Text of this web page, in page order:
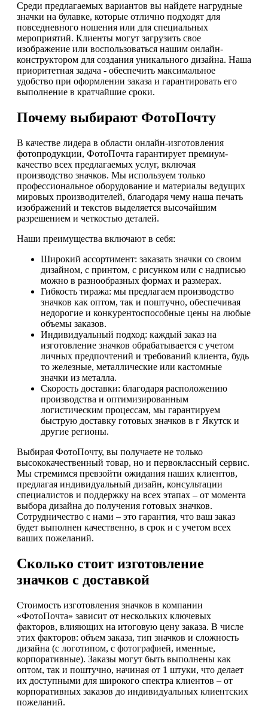
Среди предлагаемых вариантов вы найдете нагрудные
значки на булавке, которые отлично подходят для
повседневного ношения или для специальных
мероприятий. Клиенты могут загрузить свое
изображение или воспользоваться нашим онлайн-
конструктором для создания уникального дизайна. Наша
приоритетная задача - обеспечить максимальное
удобство при оформлении заказа и гарантировать его
выполнение в кратчайшие сроки.
Почему выбирают ФотоПочту
В качестве лидера в области онлайн-изготовления
фотопродукции, ФотоПочта гарантирует премиум-
качество всех предлагаемых услуг, включая
производство значков. Мы используем только
профессиональное оборудование и материалы ведущих
мировых производителей, благодаря чему наша печать
изображений и текстов выделяется высочайшим
разрешением и четкостью деталей.
Наши преимущества включают в себя:
Широкий ассортимент: заказать значки со своим
дизайном, с принтом, с рисунком или с надписью
можно в разнообразных формах и размерах.
Гибкость тиража: мы предлагаем производство
значков как оптом, так и поштучно, обеспечивая
недорогие и конкурентоспособные цены на любые
объемы заказов.
Индивидуальный подход: каждый заказ на
изготовление значков обрабатывается с учетом
личных предпочтений и требований клиента, будь
то железные, металлические или кастомные
значки из металла.
Скорость доставки: благодаря расположению
производства и оптимизированным
логистическим процессам, мы гарантируем
быструю доставку готовых значков в г Якутск и
другие регионы.
Выбирая ФотоПочту, вы получаете не только
высококачественный товар, но и первоклассный сервис.
Мы стремимся превзойти ожидания наших клиентов,
предлагая индивидуальный дизайн, консультации
специалистов и поддержку на всех этапах – от момента
выбора дизайна до получения готовых значков.
Сотрудничество с нами – это гарантия, что ваш заказ
будет выполнен качественно, в срок и с учетом всех
ваших пожеланий.
Сколько стоит изготовление
значков с доставкой
Стоимость изготовления значков в компании
«ФотоПочта» зависит от нескольких ключевых
факторов, влияющих на итоговую цену заказа. В числе
этих факторов: объем заказа, тип значков и сложность
дизайна (с логотипом, с фотографией, именные,
корпоративные). Заказы могут быть выполнены как
оптом, так и поштучно, начиная от 1 штуки, что делает
их доступными для широкого спектра клиентов – от
корпоративных заказов до индивидуальных клиентских
пожеланий.